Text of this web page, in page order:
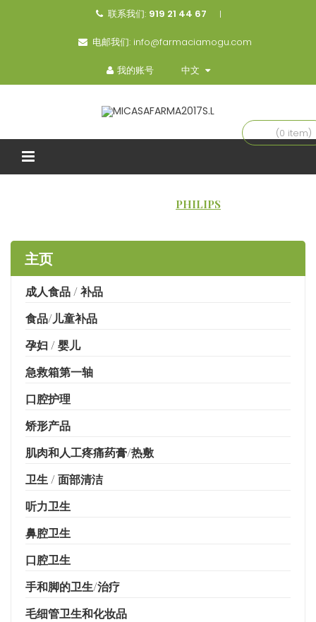
联系我们: 919 21 44 67
电邮我们: info@farmaciamogu.com
我的账号 中文
(0 item)
PHILIPS
主页
成人食品 / 补品
食品/儿童补品
孕妇 / 婴儿
急救箱第一轴
口腔护理
矫形产品
肌肉和人工疼痛药膏/热敷
卫生 / 面部清洁
听力卫生
鼻腔卫生
口腔卫生
手和脚的卫生/治疗
毛细管卫生和化妆品